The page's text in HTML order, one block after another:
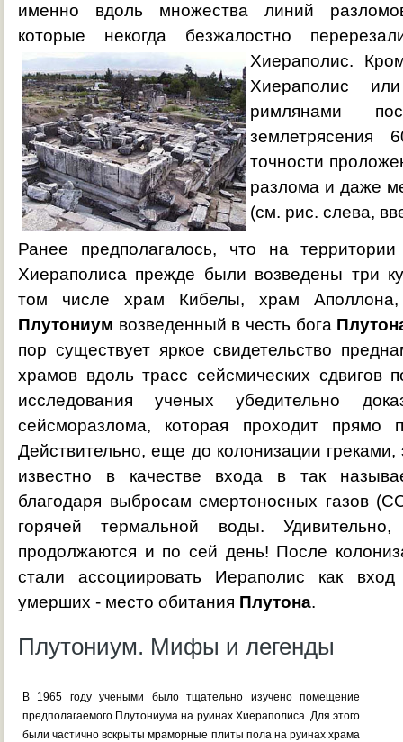
именно вдоль множества линий
которые некогда безжалостно
Хиераполис.
Хиераполис
римлянами
точности
разлома и даже
(см. рис. слева,
Ранее предполагалось, что на территории
Хиераполиса прежде были возведены три
том числе храм Кибелы, храм
Плутониум возведенный в честь бога
пор существует яркое свидетельство
храмов вдоль трасс сейсмических сдвигов
исследования ученых убедительно
сейсморазлома, которая проходит прямо
Действительно, еще до колонизации
известно в качестве входа в так
благодаря выбросам смертоносных газов
горячей термальной воды.
продолжаются и по сей день! После
стали ассоциировать Иераполис как
умерших - место обитания Плутона.
Плутониум. Мифы и легенды
В 1965 году учеными было тщательно изучено помещение
предполагаемого Плутониума на руинах Хиераполиса. Для этого
были частично вскрыты мраморные плиты пола на руинах храма